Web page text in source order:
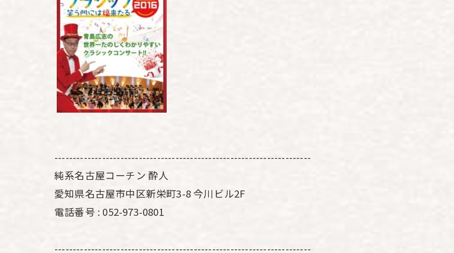
----------------------------------------------------------------------
純系名古屋コーチン 酔人
愛知県名古屋市中区新栄町3-8 今川ビル2F
電話番号 : 052-973-0801
----------------------------------------------------------------------